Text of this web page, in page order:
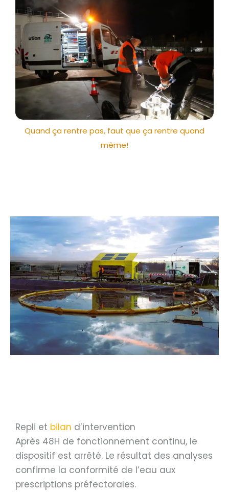
Quand ça rentre pas, faut que ça rentre quand
même!
Repli et bilan d’intervention
Après 48H de fonctionnement continu, le
dispositif est arrêté. Le résultat des analyses
confirme la conformité de l’eau aux
prescriptions préfectorales.